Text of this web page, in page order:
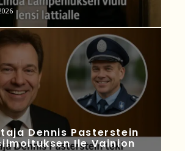
Dennis Pasterstein
Ile Vainion